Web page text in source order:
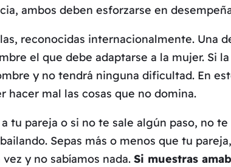
ambos deben esforzarse en
reconocidas internacionalmente. Una
el que debe adaptarse a la mujer. Si
y no tendrá ninguna dificultad. En
hacer mal las cosas que no domina.
tu pareja o si no te sale algún paso, no
Sepas más o menos que tu
y no sabíamos nada. Si muestras